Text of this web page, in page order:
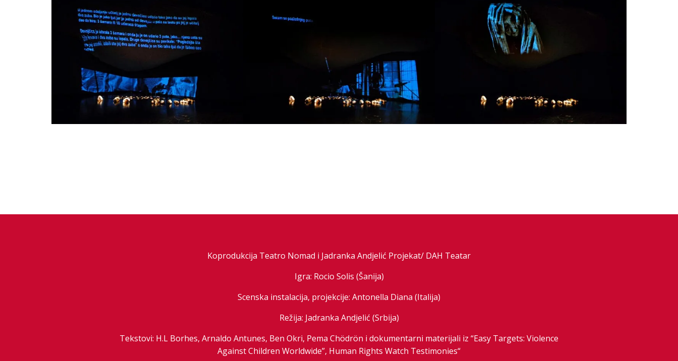
Koprodukcija Teatro Nomad i Jadranka Andjelić Projekat/ DAH Teatar
Igra: Rocio Solis (Šanija)
Scenska instalacija, projekcije: Antonella Diana (Italija)
Režija: Jadranka Andjelić (Srbija)
Tekstovi: H.L Borhes, Arnaldo Antunes, Ben Okri, Pema Chödrön i dokumentarni materijali iz “Easy Targets: Violence
Against Children Worldwide”, Human Rights Watch Testimonies“